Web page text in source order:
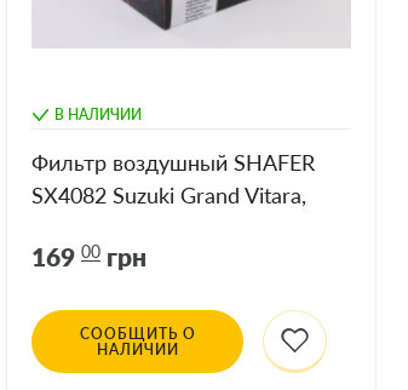
В НАЛИЧИИ
Фильтр воздушный SHAFER
SX4082 Suzuki Grand Vitara,
169 00 грн
СООБЩИТЬ О
НАЛИЧИИ